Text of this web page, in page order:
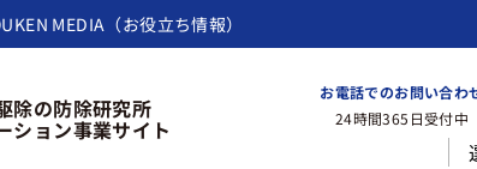
MEDIA（お役立ち情報）
除の防除研究所
ション事業サイト
お電話でのお問い合わ
24時間365日受付中